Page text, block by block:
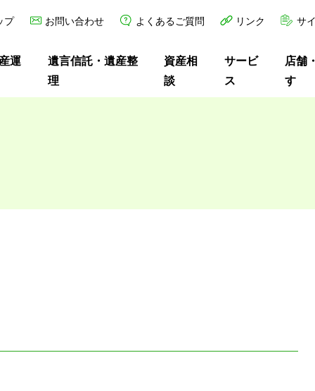
運
遺言信託・遺産整
理
資産相
談
サービ
ス
店舗
す
プ お問い合わせ よくあるご質問 リンク サ